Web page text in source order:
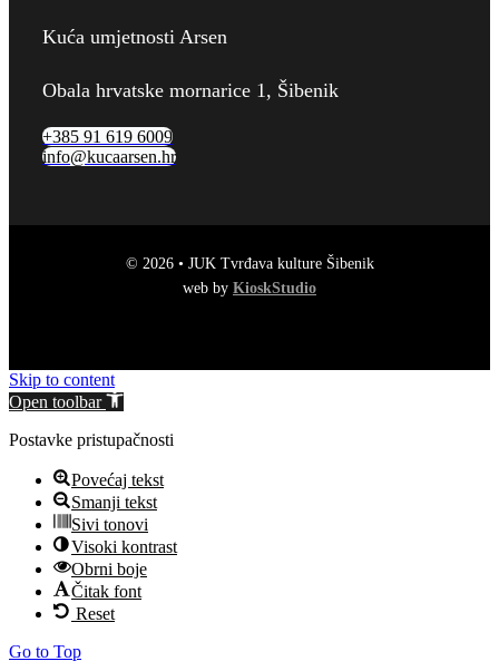
Kuća umjetnosti Arsen
Obala hrvatske mornarice 1, Šibenik
+385 91 619 6009
info@kucaarsen.hr
© 2026 • JUK Tvrđava kulture Šibenik
web by KioskStudio
Skip to content
Open toolbar
Postavke pristupačnosti
Povećaj tekst
Smanji tekst
Sivi tonovi
Visoki kontrast
Obrni boje
Čitak font
Reset
Go to Top